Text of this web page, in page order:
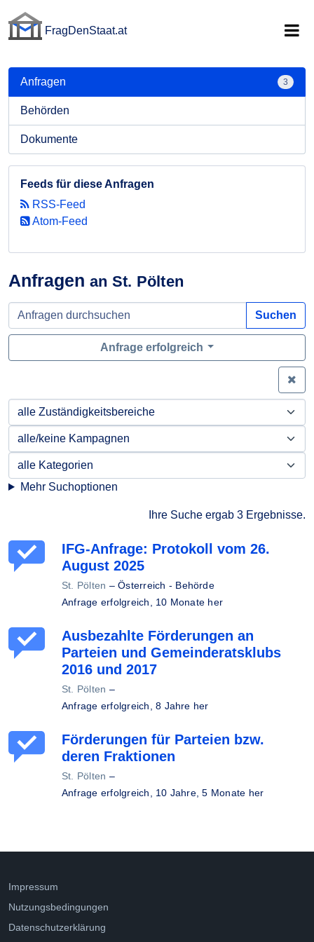
FragDenStaat.at
Anfragen an St. Pölten
Suchen
Anfrage erfolgreich
Mehr Suchoptionen
Ihre Suche ergab 3 Ergebnisse.
IFG-Anfrage: Protokoll vom 26.
August 2025
St. Pölten –Österreich - Behörde
Anfrage erfolgreich, 10 Monate her
Ausbezahlte Förderungen an
Parteien und Gemeinderatsklubs
2016 und 2017
St. Pölten –
Anfrage erfolgreich,8 Jahre her
Förderungen für Parteien bzw.
deren Fraktionen
St. Pölten –
Anfrage erfolgreich, 10 Jahre, 5 Monate her
Anfragen 3
Behörden
Dokumente
Feeds für diese Anfragen
RSS-Feed
Atom-Feed
Impressum
Nutzungsbedingungen
Datenschutzerklärung